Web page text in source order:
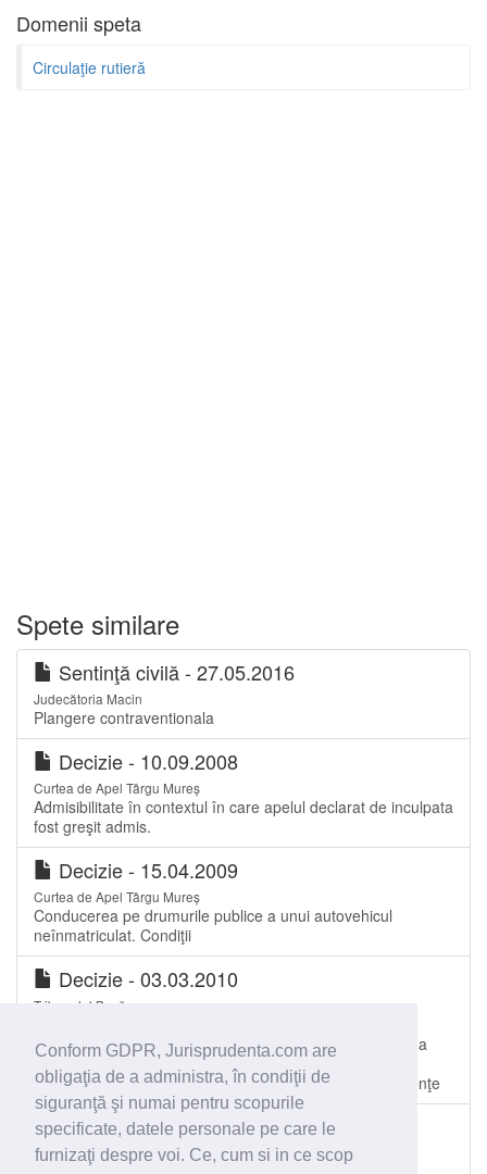
Conform GDPR, Jurisprudenta.com are
obligaţia de a administra, în condiţii de
siguranţă şi numai pentru scopurile
specificate, datele personale pe care le
furnizaţi despre voi. Ce, cum si in ce scop
Domenii speta
Circulaţie rutieră
Spete similare
Sentinţă civilă - 27.05.2016
Judecătoria Macin
Plangere contraventionala
Decizie - 10.09.2008
Curtea de Apel Târgu Mureș
Admisibilitate în contextul în care apelul declarat de inculpata
fost greşit admis.
Decizie - 15.04.2009
Curtea de Apel Târgu Mureș
Conducerea pe drumurile publice a unui autovehicul
neînmatriculat. Condiţii
Decizie - 03.03.2010
Tribunalul Buzău
OUG nr. 109/2005. Inexistenţa la bordul autovehiculului a
copiei conforme a licenţei de transport. Înstrăinarea
autovehiculului neurmată de radierea acestuia din evidenţe
Sentinţă civilă - 26.10.2010
Judecătoria Onești